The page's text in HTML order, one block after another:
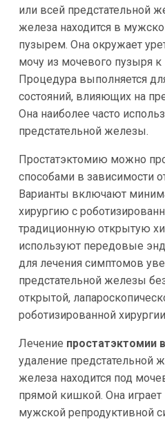
или всей предстательной
железа находится в
пузырем. Она окружает
мочу из мочевого пузыря к
Процедура выполняется
состояний, влияющих на
Она наиболее часто
предстательной железы.
Простатэктомию можно
способами в зависимости
Варианты включают
хирургию с
традиционную открытую
используют передовые
для лечения симптомов
предстательной железы
открытой,
роботизированной
Лечение простатэктомии
удаление предстательной
железа находится под
прямой кишкой. Она
мужской репродуктивной